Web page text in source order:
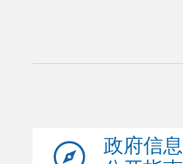
政府信息